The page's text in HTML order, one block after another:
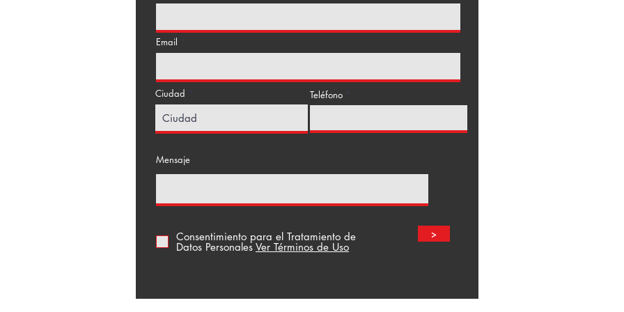
Email
Ciudad Teléfono
Mensaje
Consentimiento para el Tratamiento de
Datos Personales Ver Términos de Uso
>